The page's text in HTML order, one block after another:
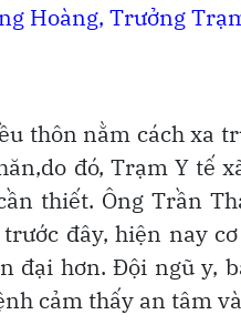
Hoàng, Trưởng
thôn nằm cách xa
đó, Trạm Y tế
thiết. Ông Trần
đây, hiện nay
đại hơn. Đội ngũ y,
cảm thấy an tâm